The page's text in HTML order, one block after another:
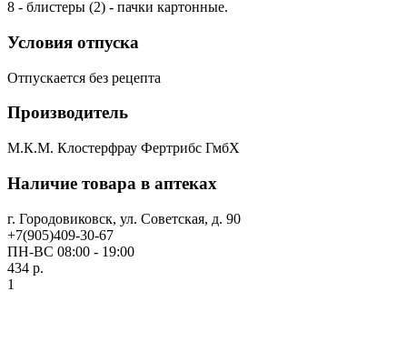
8 - блистеры (2) - пачки картонные.
Условия отпуска
Отпускается без рецепта
Производитель
М.К.М. Клостерфрау Фертрибс ГмбХ
Наличие товара в аптеках
г. Городовиковск, ул. Советская, д. 90
+7(905)409-30-67
ПН-ВС 08:00 - 19:00
434 р.
1